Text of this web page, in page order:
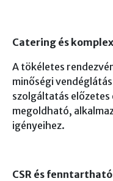
Catering és
A tökéletes
minőségi
szolgáltatás előzetes
megoldható,
igényeihez.
CSR és